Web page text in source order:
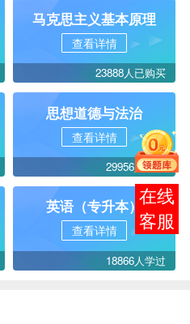
马克思主义基本原理
查看详情
23888人已购买
思想道德与法治
查看详情
29956人学过
英语（专升本）
查看详情
18866人学过
报考
咨询